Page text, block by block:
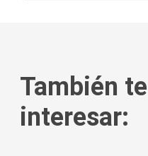
También
interesar: